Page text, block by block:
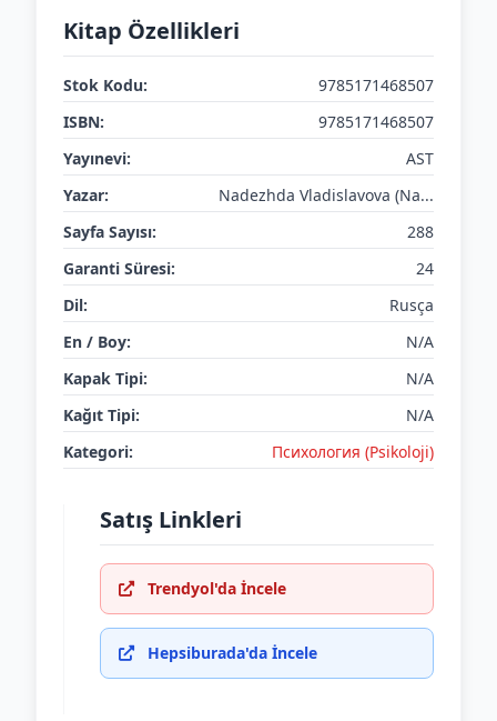
Kitap Özellikleri
Stok Kodu:
9785171468507
ISBN:
9785171468507
Yayınevi:
AST
Yazar:
Nadezhda Vladislavova (Na...
Sayfa Sayısı:
288
Garanti Süresi:
24
Dil:
Rusça
En / Boy:
N/A
Kapak Tipi:
N/A
Kağıt Tipi:
N/A
Kategori:
Психология (Psikoloji)
Satış Linkleri
Trendyol'da İncele
Hepsiburada'da İncele